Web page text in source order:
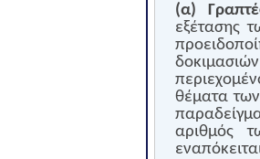
(α)
εξέτασης
θέματα
αριθμός